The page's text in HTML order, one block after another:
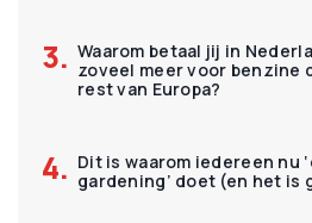
Waarom betaal jij in
zoveel meer voor benzine
rest van Europa?
Dit is waarom iedereen nu
gardening’ doet (en het is